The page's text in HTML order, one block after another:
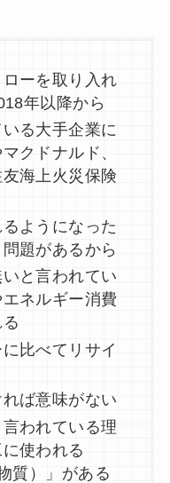
ーを取り入れ
年以降から
る大手企業に
クドナルド、
海上火災保険
ようになった
題があるから
と言われてい
ネルギー消費
比べてリサイ
ば意味がない
われている理
使われる
質）」がある